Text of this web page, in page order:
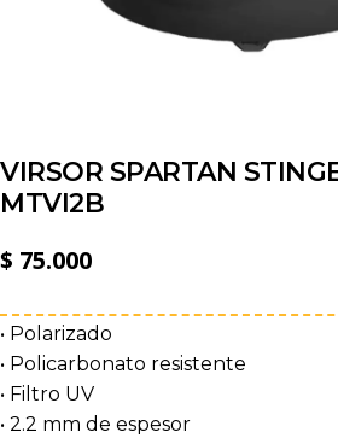
VIRSOR SPARTAN
MTVI2B
$ 75.000
• Polarizado
• Policarbonato resistente
• Filtro UV
• 2.2 mm de espesor